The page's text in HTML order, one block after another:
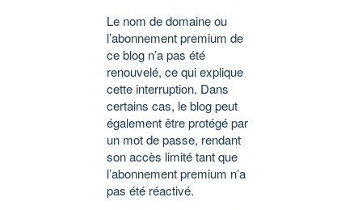
Le nom de domaine ou
l’abonnement premium de
ce blog n’a pas été
renouvelé, ce qui explique
cette interruption. Dans
certains cas, le blog peut
également être protégé par
un mot de passe, rendant
son accès limité tant que
l’abonnement premium n’a
pas été réactivé.